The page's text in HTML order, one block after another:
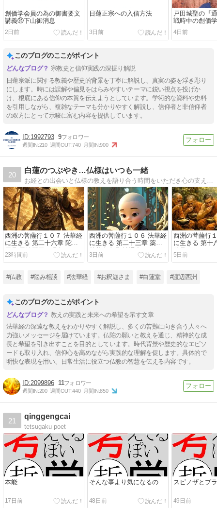
創価学会員の為の御書要文
講義㉔下山御消息
2日前
日蓮正宗への入信方法
3日前
戸田城聖の『
戦時中の創価
4日前
このブログのここがポイント
宗教史と信仰実践の深掘り解説
日蓮宗派に関する教義や歴史的背景を丁寧に解説し、真実の姿を浮き彫り
にします。時には誤解や偏見をはらみやすいテーマに鋭い視点を投げか
け、根底にある信仰の本質を伝えようとしています。学術的な資料や史料
を引用しながら、複雑なテーマも分かりやすく解説し、信仰者と非信仰者
の双方にとって示唆に富む内容を提供しています。
1992793 9
週間IN:210 週間OUT:740 月間IN:900
20
白蓮のつぶやき…仏様はいつも一緒
西洲の菩薩行１０７ 法華経
に生きる 第二十六章 陀羅
尼品(毘沙門天の呪文)
23時間前
西洲の菩薩行１０６ 法華経
に生きる 第二十三章 薬王
菩薩本事品(神通力)
3日前
西洲の菩薩行
に生きる 第十
徳品(ありがた
5日前
#仏教 #悩み相談 #法華経 #お釈迦さま #白蓮堂 #渡辺西洲
このブログのここがポイント
教えの実践と未来への希望を示す文章
法華経の深遠な教えをわかりやすく解説し、多くの苦難に向き合う人々へ
力強いメッセージを届けています。仏陀の願いと教えを通じ、精神的な成
長と希望を引き出すことを目的としています。時代背景や歴史的なエピソ
ードも取り入れ、信仰心を高めながら実践的な理解を促します。具体的で
明快な表現を用い、日常生活に役立つ仏教の智慧を伝える内容です。
2099896 11
週間IN:200 週間OUT:440 月間IN:850
21
qinggengcai
tetsugaku poet
本能
17日前
そんな事より気になるの
48日前
スピノザとブ
49日前